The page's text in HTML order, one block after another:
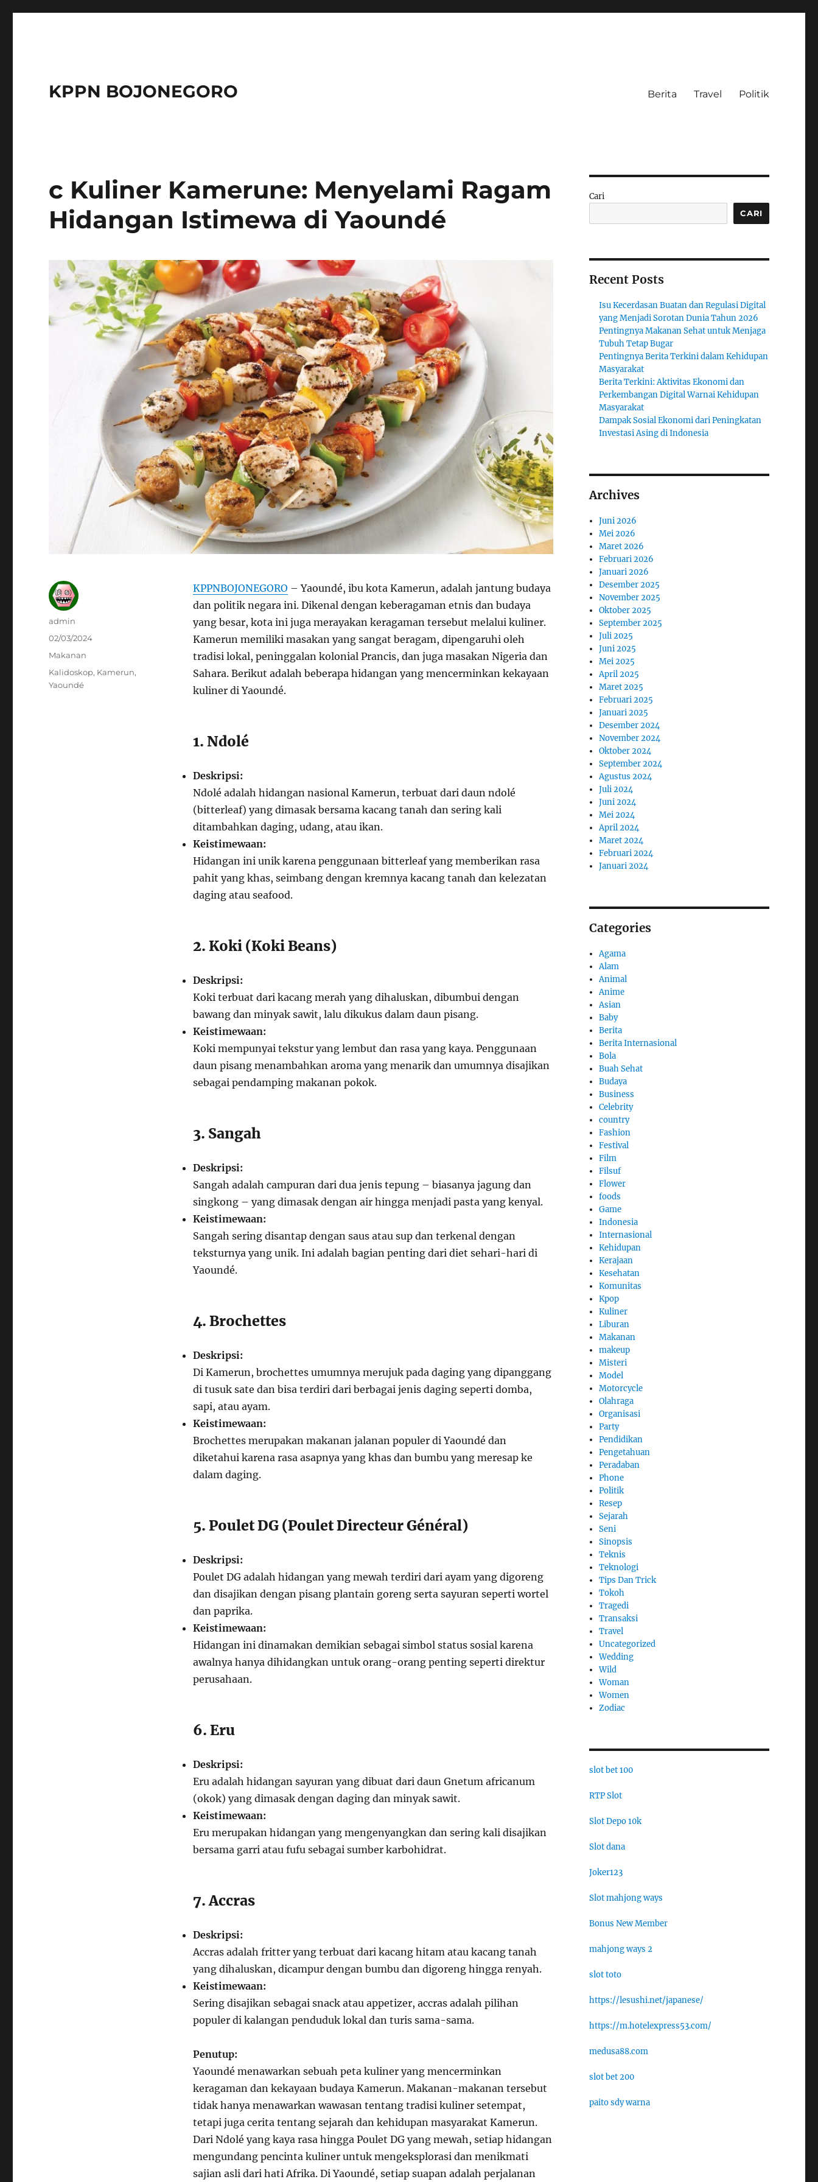
KPPN BOJONEGORO Berita Travel Politik
c Kuliner Kamerune: Menyelami Ragam
Hidangan Istimewa di Yaoundé
KPPNBOJONEGORO – Yaoundé, ibu kota Kamerun, adalah jantung budaya
dan politik negara ini. Dikenal dengan keberagaman etnis dan budaya
yang besar, kota ini juga merayakan keragaman tersebut melalui kuliner.
Kamerun memiliki masakan yang sangat beragam, dipengaruhi oleh
tradisi lokal, peninggalan kolonial Prancis, dan juga masakan Nigeria dan
Sahara. Berikut adalah beberapa hidangan yang mencerminkan kekayaan
kuliner di Yaoundé.
1. Ndolé
Deskripsi:
Ndolé adalah hidangan nasional Kamerun, terbuat dari daun ndolé
(bitterleaf) yang dimasak bersama kacang tanah dan sering kali
ditambahkan daging, udang, atau ikan.
Keistimewaan:
Hidangan ini unik karena penggunaan bitterleaf yang memberikan rasa
pahit yang khas, seimbang dengan kremnya kacang tanah dan kelezatan
daging atau seafood.
2. Koki (Koki Beans)
Deskripsi:
Koki terbuat dari kacang merah yang dihaluskan, dibumbui dengan
bawang dan minyak sawit, lalu dikukus dalam daun pisang.
Keistimewaan:
Koki mempunyai tekstur yang lembut dan rasa yang kaya. Penggunaan
daun pisang menambahkan aroma yang menarik dan umumnya disajikan
sebagai pendamping makanan pokok.
3. Sangah
Deskripsi:
Sangah adalah campuran dari dua jenis tepung – biasanya jagung dan
singkong – yang dimasak dengan air hingga menjadi pasta yang kenyal.
Keistimewaan:
Sangah sering disantap dengan saus atau sup dan terkenal dengan
teksturnya yang unik. Ini adalah bagian penting dari diet sehari-hari di
Yaoundé.
4. Brochettes
Deskripsi:
Di Kamerun, brochettes umumnya merujuk pada daging yang dipanggang
di tusuk sate dan bisa terdiri dari berbagai jenis daging seperti domba,
sapi, atau ayam.
Keistimewaan:
Brochettes merupakan makanan jalanan populer di Yaoundé dan
diketahui karena rasa asapnya yang khas dan bumbu yang meresap ke
dalam daging.
5. Poulet DG (Poulet Directeur Général)
Deskripsi:
Poulet DG adalah hidangan yang mewah terdiri dari ayam yang digoreng
dan disajikan dengan pisang plantain goreng serta sayuran seperti wortel
dan paprika.
Keistimewaan:
Hidangan ini dinamakan demikian sebagai simbol status sosial karena
awalnya hanya dihidangkan untuk orang-orang penting seperti direktur
perusahaan.
6. Eru
Deskripsi:
Eru adalah hidangan sayuran yang dibuat dari daun Gnetum africanum
(okok) yang dimasak dengan daging dan minyak sawit.
Keistimewaan:
Eru merupakan hidangan yang mengenyangkan dan sering kali disajikan
bersama garri atau fufu sebagai sumber karbohidrat.
7. Accras
Deskripsi:
Accras adalah fritter yang terbuat dari kacang hitam atau kacang tanah
yang dihaluskan, dicampur dengan bumbu dan digoreng hingga renyah.
Keistimewaan:
Sering disajikan sebagai snack atau appetizer, accras adalah pilihan
populer di kalangan penduduk lokal dan turis sama-sama.
Penutup:
Yaoundé menawarkan sebuah peta kuliner yang mencerminkan
keragaman dan kekayaan budaya Kamerun. Makanan-makanan tersebut
tidak hanya menawarkan wawasan tentang tradisi kuliner setempat,
tetapi juga cerita tentang sejarah dan kehidupan masyarakat Kamerun.
Dari Ndolé yang kaya rasa hingga Poulet DG yang mewah, setiap hidangan
mengundang pencinta kuliner untuk mengeksplorasi dan menikmati
sajian asli dari hati Afrika. Di Yaoundé, setiap suapan adalah perjalanan
Author
admin
Posted
02/03/2024
Categories
Makanan
Tags
Kalidoskop, Kamerun,
Yaoundé
Cari
CARI
Recent Posts
Isu Kecerdasan Buatan dan Regulasi Digital
yang Menjadi Sorotan Dunia Tahun 2026
Pentingnya Makanan Sehat untuk Menjaga
Tubuh Tetap Bugar
Pentingnya Berita Terkini dalam Kehidupan
Masyarakat
Berita Terkini: Aktivitas Ekonomi dan
Perkembangan Digital Warnai Kehidupan
Masyarakat
Dampak Sosial Ekonomi dari Peningkatan
Investasi Asing di Indonesia
Archives
Juni 2026
Mei 2026
Maret 2026
Februari 2026
Januari 2026
Desember 2025
November 2025
Oktober 2025
September 2025
Juli 2025
Juni 2025
Mei 2025
April 2025
Maret 2025
Februari 2025
Januari 2025
Desember 2024
November 2024
Oktober 2024
September 2024
Agustus 2024
Juli 2024
Juni 2024
Mei 2024
April 2024
Maret 2024
Februari 2024
Januari 2024
Categories
Agama
Alam
Animal
Anime
Asian
Baby
Berita
Berita Internasional
Bola
Buah Sehat
Budaya
Business
Celebrity
country
Fashion
Festival
Film
Filsuf
Flower
foods
Game
Indonesia
Internasional
Kehidupan
Kerajaan
Kesehatan
Komunitas
Kpop
Kuliner
Liburan
Makanan
makeup
Misteri
Model
Motorcycle
Olahraga
Organisasi
Party
Pendidikan
Pengetahuan
Peradaban
Phone
Politik
Resep
Sejarah
Seni
Sinopsis
Teknis
Teknologi
Tips Dan Trick
Tokoh
Tragedi
Transaksi
Travel
Uncategorized
Wedding
Wild
Woman
Women
Zodiac
slot bet 100
RTP Slot
Slot Depo 10k
Slot dana
Joker123
Slot mahjong ways
Bonus New Member
mahjong ways 2
slot toto
https://lesushi.net/japanese/
https://m.hotelexpress53.com/
medusa88.com
slot bet 200
paito sdy warna